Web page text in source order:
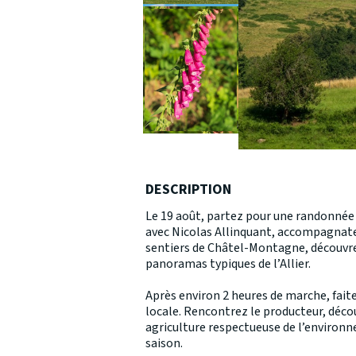
DESCRIPTION
Le 19 août, partez pour une
avec Nicolas Allinquant,
sentiers de Châtel-Montagne,
panoramas typiques de l’Allier.
Après environ 2 heures de marche,
locale. Rencontrez le producteur,
agriculture respectueuse de
saison.